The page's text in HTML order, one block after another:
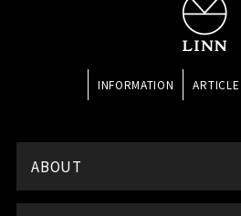
INFORMATION ARTICLE
ABOUT